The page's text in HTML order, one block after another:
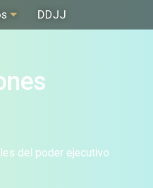
DDJJ
del poder ejecutivo